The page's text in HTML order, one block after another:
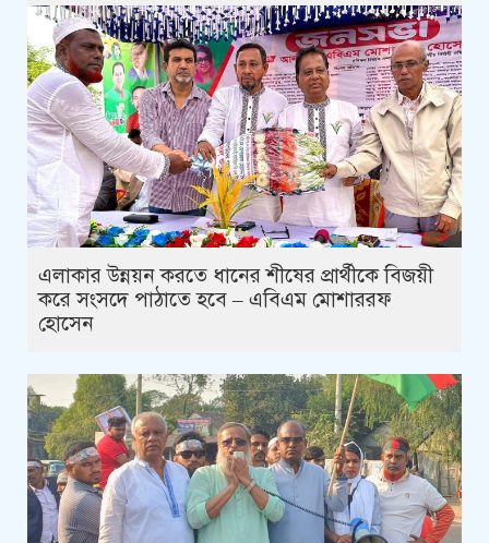
এলাকার উন্নয়ন করতে ধানের শীষের প্রার্থীকে বিজয়ী
করে সংসদে পাঠাতে হবে – এবিএম মোশাররফ
হোসেন